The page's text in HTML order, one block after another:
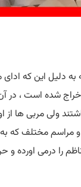
دلیل این که ادای
اخراج شده است ،
ولی مربی ها از
مختلف که به
را درمی اورده و